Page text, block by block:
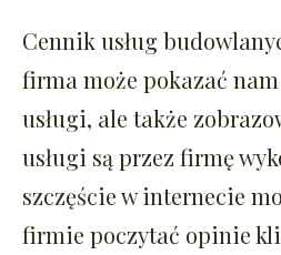
Cennik usług
firma może pokazać
usługi, ale także
usługi są przez firmę
szczęście w internecie
firmie poczytać opinie